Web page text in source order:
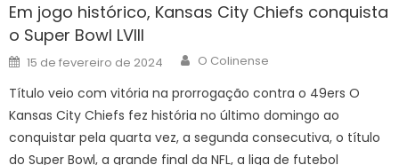
Em jogo histórico, Kansas City Chiefs conquista
o Super Bowl LVIII
Posted
on
15 de fevereiro de 2024 Author
O Colinense
Título veio com vitória na prorrogação contra o 49ers O
Kansas City Chiefs fez história no último domingo ao
conquistar pela quarta vez, a segunda consecutiva, o título
do Super Bowl, a grande final da NFL, a liga de futebol